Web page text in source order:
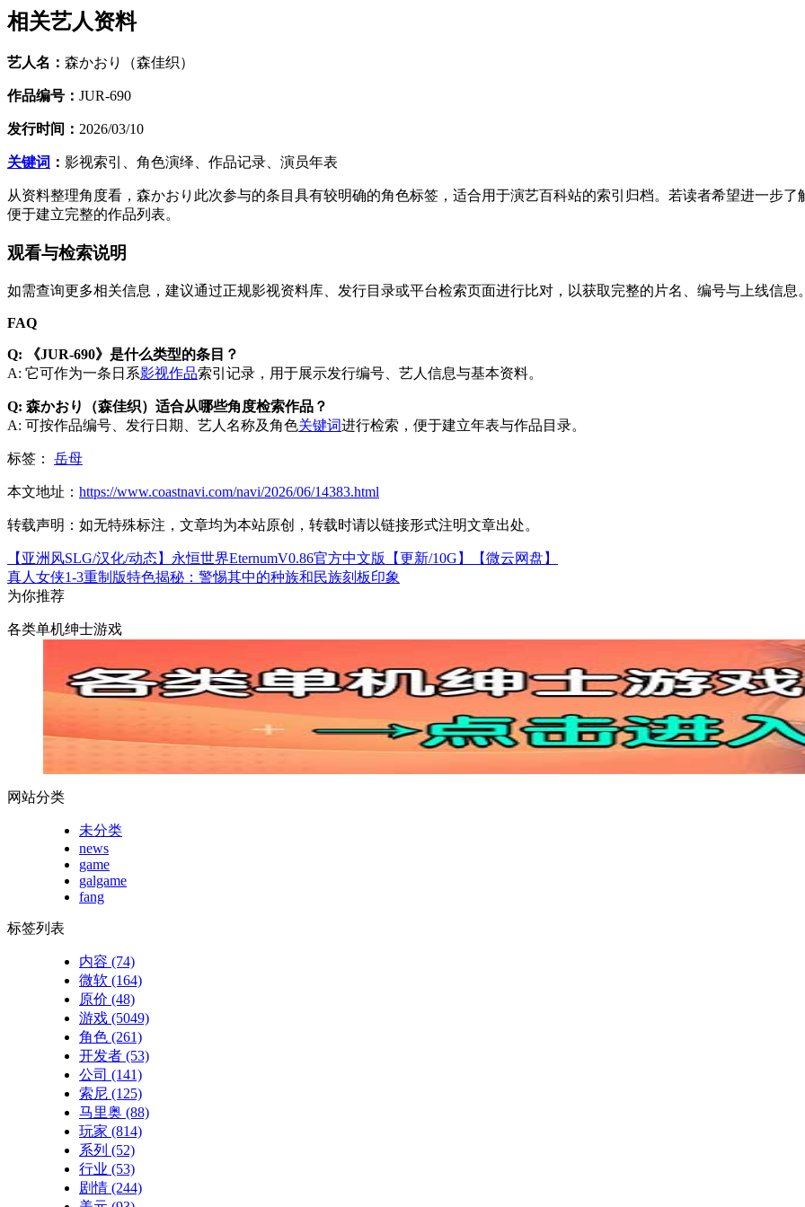
相关艺人资料
艺人名： 森かおり（森佳织）
作品编号： JUR-690
发行时间： 2026/03/10
关键词 ： 影视索引、角色演绎、作品记录、演员年表
从资料整理角度看，森かおり此次参与的条目具有较明确的角色标签，适合用于演艺百科站的索引归档。若读者希望进一步
便于建立完整的作品列表。
观看与检索说明
如需查询更多相关信息，建议通过正规影视资料库、发行目录或平台检索页面进行比对，以获取完整的片名、编号与上线信息
FAQ
Q: 《JUR-690》是什么类型的条目？
A: 它可作为一条日系影视作品索引记录，用于展示发行编号、艺人信息与基本资料。
Q: 森かおり（森佳织）适合从哪些角度检索作品？
A: 可按作品编号、发行日期、艺人名称及角色关键词进行检索，便于建立年表与作品目录。
标签： 岳母
本文地址： https://www.coastnavi.com/navi/2026/06/14383.html
转载声明： 如无特殊标注，文章均为本站原创，转载时请以链接形式注明文章出处。
【亚洲风SLG/汉化/动态】永恒世界EternumV0.86官方中文版【更新/10G】【微云网盘】
真人女侠1-3重制版特色揭秘：警惕其中的种族和民族刻板印象
为你推荐
各类单机绅士游戏
网站分类
未分类
news
game
galgame
fang
标签列表
内容 (74)
微软 (164)
原价 (48)
游戏 (5049)
角色 (261)
开发者 (53)
公司 (141)
索尼 (125)
马里奥 (88)
玩家 (814)
系列 (52)
行业 (53)
剧情 (244)